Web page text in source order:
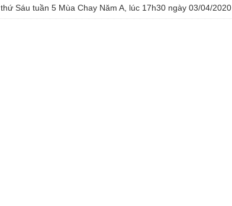
Sáu tuần 5 Mùa Chay Năm A, lúc 17h30 ngày 03/04/2020